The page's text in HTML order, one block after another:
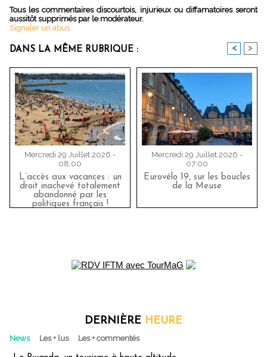
Tous les commentaires discourtois, injurieux ou diffamatoires seront
aussitôt supprimés par le modérateur.
Signaler un abus
DANS LA MÊME RUBRIQUE : < >
Mercredi 29 Juillet 2026 -
08:00
L’accès aux vacances : un
droit inachevé totalement
abandonné par les
politiques français !
Mercredi 29 Juillet 2026 -
07:00
Eurovélo 19, sur les boucles
de la Meuse
DERNIÈRE HEURE
News Les + lus Les + commentés